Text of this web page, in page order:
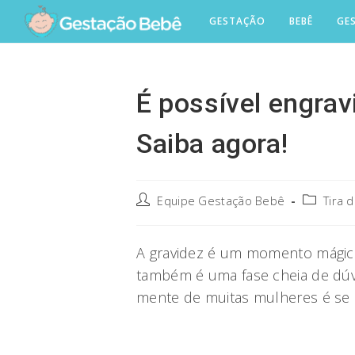
content
GESTAÇÃO BEBÊ
É possível
Saiba agora!
PostEquipe Gestação Bebê
PostTira
A gravidez é um momento
também é uma fase cheia de
mente de muitas mulheres é